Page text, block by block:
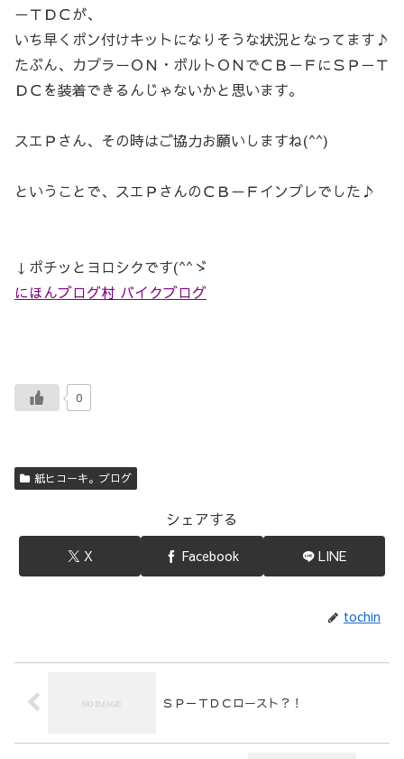
－ＴＤＣが、
いち早くポン付けキットになりそうな状況となってます♪
たぶん、カプラーＯＮ・ボルトＯＮでＣＢ－ＦにＳＰ－Ｔ
ＤＣを装着できるんじゃないかと思います。
スエＰさん、その時はご協力お願いしますね(^^)
ということで、スエＰさんのＣＢ－Ｆインプレでした♪
↓ポチッとヨロシクです(^^ゞ
にほんブログ村 バイクブログ
0
紙ヒコーキ。ブログ
シェアする
X Facebook LINE
tochin
ＳＰ－ＴＤＣロースト？！